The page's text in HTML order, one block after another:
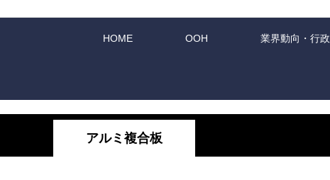
HOME OOH 業界動向・行政
アルミ複合板